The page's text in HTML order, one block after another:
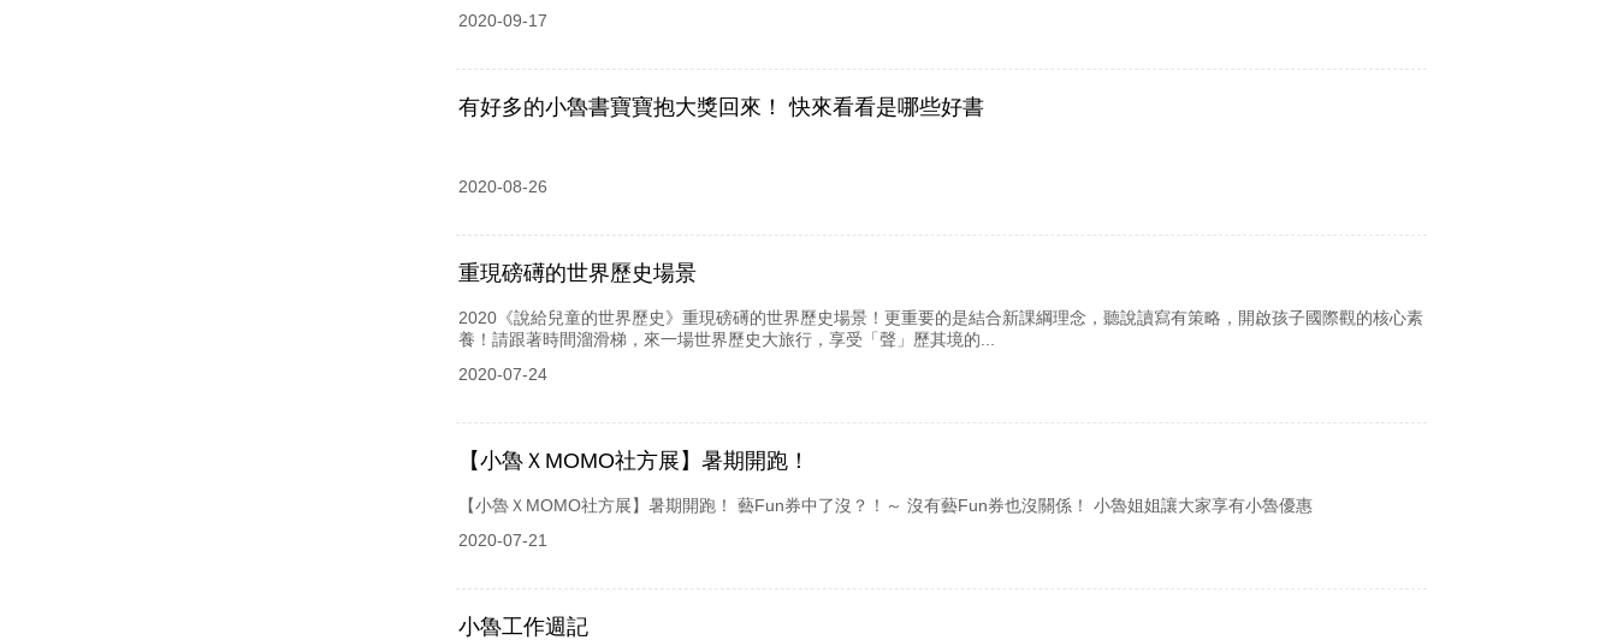
2020-09-17
有好多的小魯書寶寶抱大獎回來！ 快來看看是哪些好書
2020-08-26
重現磅礡的世界歷史場景
2020《說給兒童的世界歷史》重現磅礡的世界歷史場景！更重要的是結合新課綱理念，聽說讀寫有策略，開啟孩子國際觀的核心素
養！請跟著時間溜滑梯，來一場世界歷史大旅行，享受「聲」歷其境的...
2020-07-24
【小魯ＸMOMO社方展】暑期開跑！
【小魯ＸMOMO社方展】暑期開跑！ 藝Fun券中了沒？！～ 沒有藝Fun券也沒關係！ 小魯姐姐讓大家享有小魯優惠
2020-07-21
小魯工作週記